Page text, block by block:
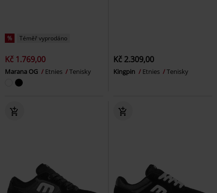
% Téměř vyprodáno
Kč 1.769,00
Marana OG Etnies Tenisky
Kč 2.309,00
Kingpin Etnies Tenisky